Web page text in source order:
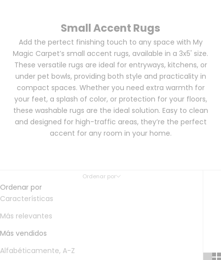
Small Accent Rugs
Add the pertect finishing touch to any space with My
Magic Carpet’s small accent rugs, available in a 3x5' size.
These versatile rugs are ideal for entryways, kitchens, or
under pet bowls, providing both style and practicality in
compact spaces. Whether you need extra warmth for
your feet, a splash of color, or protection for your floors,
these washable rugs are the ideal solution. Easy to clean
and designed for high-traffic areas, they’re the perfect
accent for any room in your home.
Ordenar por
Ordenar por
Características
Más relevantes
Más vendidos
Alfabéticamente, A-Z